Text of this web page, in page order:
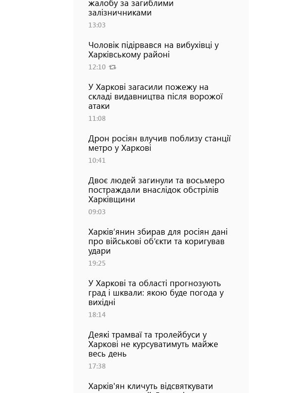
жалобу за загиблими
залізничниками
13:03
Чоловік підірвався на вибухівці у
Харківському районі
12:10
У Харкові загасили пожежу на
складі видавництва після ворожої
атаки
11:08
Дрон росіян влучив поблизу станції
метро у Харкові
10:41
Двоє людей загинули та восьмеро
постраждали внаслідок обстрілів
Харківщини
09:03
Харків’янин збирав для росіян дані
про військові об’єкти та коригував
удари
19:25
У Харкові та області прогнозують
град і шквали: якою буде погода у
вихідні
18:14
Деякі трамваї та тролейбуси у
Харкові не курсуватимуть майже
весь день
17:38
Харків'ян кличуть відсвяткувати